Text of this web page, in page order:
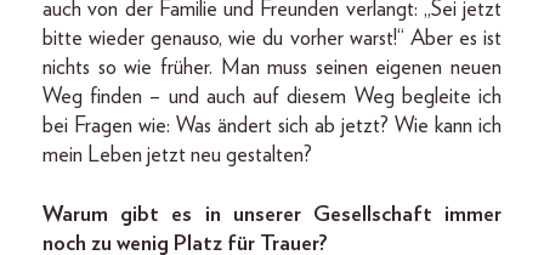
auch von der Familie und Freunden verlangt: „Sei jetzt
bitte wieder genauso, wie du vorher warst!“ Aber es ist
nichts so wie früher. Man muss seinen eigenen neuen
Weg finden – und auch auf diesem Weg begleite ich
bei Fragen wie: Was ändert sich ab jetzt? Wie kann ich
mein Leben jetzt neu gestalten?
Warum gibt es in unserer Gesellschaft immer
noch zu wenig Platz für Trauer?